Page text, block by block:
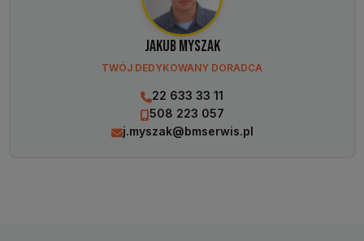
Jakub Myszak
TWÓJ DEDYKOWANY DORADCA
22 633 33 11
508 223 057
j.myszak@bmserwis.pl